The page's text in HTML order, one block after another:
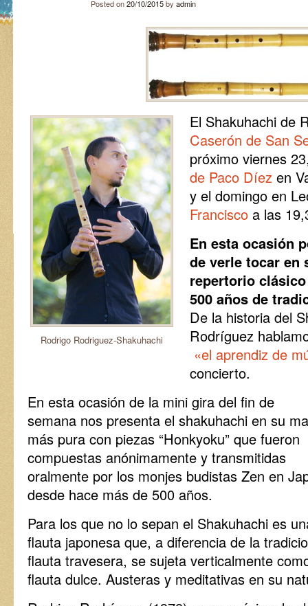
Posted on20/10/2015by admin
Rodrigo Rodriguez-Shakuhachi
El Shakuhachi de
Caserón de San
próximo viernes
de Paco Díez en
y el domingo en
Francisco a las
En esta ocasión
de verle tocar en
repertorio
500 años de
De la historia del
Rodríguez
«el aprendiz de
concierto.
En esta ocasión de la mini gira del fin de
semana nos presenta el shakuhachi en su
más pura con piezas “Honkyoku” que fueron
compuestas anónimamente y transmitidas
oralmente por los monjes budistas Zen en
desde hace más de 500 años.
Para los que no lo sepan el Shakuhachi es
flauta japonesa que, a diferencia de la
flauta travesera, se sujeta verticalmente
flauta dulce. Austeras y meditativas en su